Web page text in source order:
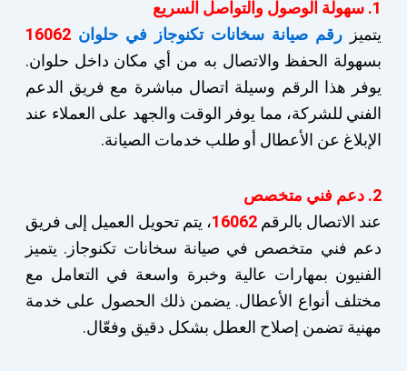
1. سهولة الوصول والتواصل السريع
يتميز رقم صيانة سخانات تكنوجاز في حلوان 16062
بسهولة الحفظ والاتصال به من أي مكان داخل حلوان.
يوفر هذا الرقم وسيلة اتصال مباشرة مع فريق الدعم
الفني للشركة، مما يوفر الوقت والجهد على العملاء عند
الإبلاغ عن الأعطال أو طلب خدمات الصيانة.
2. دعم فني متخصص
عند الاتصال بالرقم 16062، يتم تحويل العميل إلى فريق
دعم فني متخصص في صيانة سخانات تكنوجاز. يتميز
الفنيون بمهارات عالية وخبرة واسعة في التعامل مع
مختلف أنواع الأعطال. يضمن ذلك الحصول على خدمة
مهنية تضمن إصلاح العطل بشكل دقيق وفعّال.